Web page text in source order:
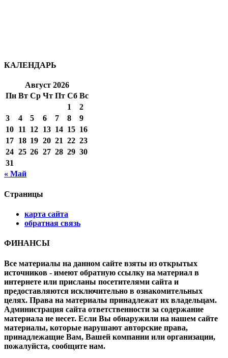
КАЛЕНДАРЬ
Август 2026
Пн Вт Ср Чт Пт Сб Вс
1
2
3
4 5 6 7 8
9
10 11 12 13 14 15 16
17 18 19 20 21 22 23
24 25 26 27 28 29 30
31
« Май
Страницы
карта сайта
обратная связь
ФИНАНСЫ
Все материалы на данном сайте взяты из открытых
источников - имеют обратную ссылку на материал в
интернете или присланы посетителями сайта и
предоставляются исключительно в ознакомительных
целях. Права на материалы принадлежат их владельцам.
Администрация сайта ответственности за содержание
материала не несет. Если Вы обнаружили на нашем сайте
материалы, которые нарушают авторские права,
принадлежащие Вам, Вашей компании или организации,
пожалуйста, сообщите нам.